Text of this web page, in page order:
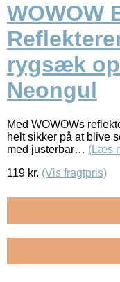
WOWOW
rygsæk
Neongul
Med WOWOWs
helt sikker på at blive
med justerbar… (Læs
119 kr. (Vis fragtpris)